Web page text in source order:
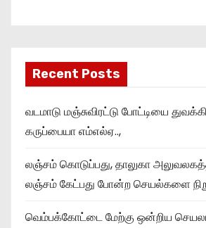
Recent Posts
வடமாடு மஞ்சுவிரட்டு போட்டியை
கருப்பையா எம்எல்ஏ..,
லஞ்சம் கொடுப்பது, தாலுகா
லஞ்சம் கேட்பது போன்ற செயல்களை
வெம்பக்கோட்டை மேற்கு ஒன்றிய